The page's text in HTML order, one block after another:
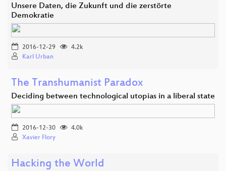
Unsere Daten, die Zukunft und die zerstörte
Demokratie
2016-12-29
4.2k
Karl Urban
The Transhumanist Paradox
Deciding between technological utopias in a liberal state
2016-12-30
4.0k
Xavier Flory
Hacking the World